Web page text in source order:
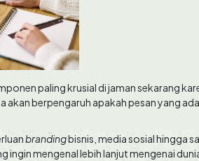
paling krusial di jaman sekarang
akan berpengaruh apakah pesan yang
brandingbisnis, media sosial hingga
ingin mengenal lebih lanjut mengenai